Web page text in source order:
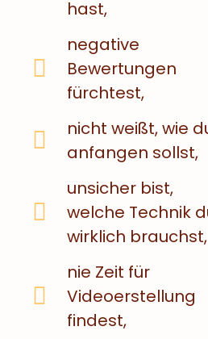
hast,
negative
Bewertungen
fürchtest,
nicht weißt, wie
anfangen sollst,
unsicher bist,
welche Technik
wirklich brauchst,
nie Zeit für
Videoerstellung
findest,